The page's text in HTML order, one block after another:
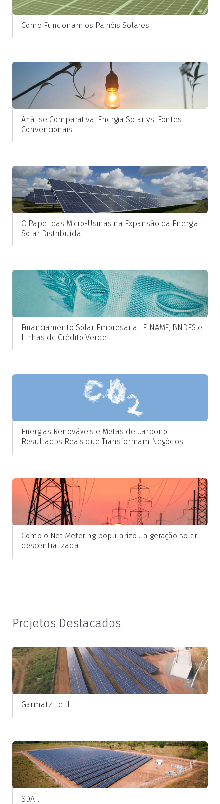
Como Funcionam os Painéis Solares
Análise Comparativa: Energia Solar vs. Fontes
Convencionais
O Papel das Micro-Usinas na Expansão da Energia
Solar Distribuída
Financiamento Solar Empresarial: FINAME, BNDES e
Linhas de Crédito Verde
Energias Renováveis e Metas de Carbono:
Resultados Reais que Transformam Negócios
Como o Net Metering popularizou a geração solar
descentralizada
Projetos Destacados
Garmatz l e ll
SDA l